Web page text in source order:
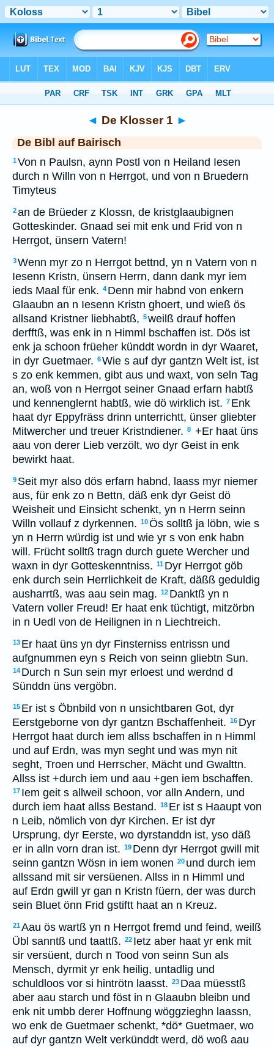
◄ De Klosser 1 ►
De Bibl auf Bairisch
1Von n Paulsn, aynn Postl von n Heiland Iesen
durch n Willn von n Herrgot, und von n Bruedern
Timyteus
2an de Brüeder z Klossn, de kristglaaubignen
Gotteskinder. Gnaad sei mit enk und Frid von n
Herrgot, ünsern Vatern!
3Wenn myr zo n Herrgot bettnd, yn n Vatern von n
Iesenn Kristn, ünsern Herrn, dann dank myr iem
ieds Maal für enk. 4 Denn mir habnd von enkern
Glaaubn an n Iesenn Kristn ghoert, und wieß ös
allsand Kristner liebhabtß, 5weilß drauf hoffen
derfftß, was enk in n Himml bschaffen ist. Dös ist
enk ja schoon früeher künddt wordn in dyr Waaret,
in dyr Guetmaer. 6Wie s auf dyr gantzn Welt ist, ist
s zo enk kemmen, gibt aus und waxt, von seln Tag
an, woß von n Herrgot seiner Gnaad erfarn habtß
und kennenglernt habtß, wie dö wirklich ist. 7 Enk
haat dyr Eppyfräss drinn unterrichtt, ünser gliebter
Mitwercher und treuer Kristndiener. 8 +Er haat üns
aau von derer Lieb verzölt, wo dyr Geist in enk
bewirkt haat.
9 Seit myr also dös erfarn habnd, laass myr niemer
aus, für enk zo n Bettn, däß enk dyr Geist dö
Weisheit und Einsicht schenkt, yn n Herrn seinn
Willn vollauf z dyrkennen. 10Ös solltß ja löbn, wie s
yn n Herrn würdig ist und wie yr s von enk habn
will. Frücht solltß tragn durch guete Wercher und
waxn in dyr Gotteskenntniss. 11 Dyr Herrgot göb
enk durch sein Herrlichkeit de Kraft, däßß geduldig
ausharrtß, was aau sein mag. 12 Danktß yn n
Vatern voller Freud! Er haat enk tüchtigt, mitzörbn
in n Uedl von de Heilignen in n Liechtreich.
13 Er haat üns yn dyr Finsterniss entrissn und
aufgnummen eyn s Reich von seinn gliebtn Sun.
14 Durch n Sun sein myr erloest und werdnd d
Sünddn üns vergöbn.
15 Er ist s Öbnbild von n unsichtbaren Got, dyr
Eerstgeborne von dyr gantzn Bschaffenheit. 16 Dyr
Herrgot haat durch iem allss bschaffen in n Himml
und auf Erdn, was myn seght und was myn nit
seght, Troen und Herrscher, Mächt und Gwalttn.
Allss ist +durch iem und aau +gen iem bschaffen.
17 Iem geit s allweil schoon, vor alln Andern, und
durch iem haat allss Bestand. 18 Er ist s Haaupt von
n Leib, nömlich von dyr Kirchen. Er ist dyr
Ursprung, dyr Eerste, wo dyrstanddn ist, yso däß
er in alln vorn dran ist. 19 Denn dyr Herrgot gwill mit
seinn gantzn Wösn in iem wonen 20 und durch iem
allssand mit sir versüenen. Allss in n Himml und
auf Erdn gwill yr gan n Kristn füern, der was durch
sein Bluet önn Frid gstiftt haat an n Kreuz.
21Aau ös wartß yn n Herrgot fremd und feind, weilß
Übl sanntß und taattß. 22 Ietz aber haat yr enk mit
sir versüent, durch n Tood von seinn Sun als
Mensch, dyrmit yr enk heilig, untadlig und
schuldloos vor si hintrötn laasst. 23 Daa müesstß
aber aau starch und föst in n Glaaubn bleibn und
enk nit umbb derer Hoffnung wöggzieghn laassn,
wo enk de Guetmaer schenkt, *dö* Guetmaer, wo
auf dyr gantzn Welt verkünddt werd, dö woß aau